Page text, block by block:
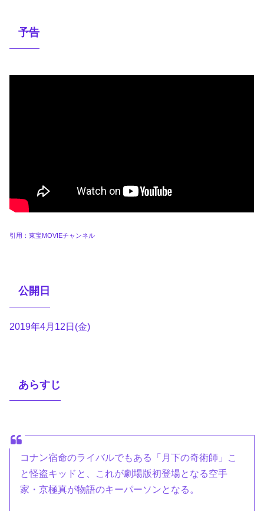
予告
引用：東宝MOVIEチャンネル
公開日
2019年4月12日(金)
あらすじ
コナン宿命のライバルでもある「月下の奇術師」こ
と怪盗キッドと、これが劇場版初登場となる空手
家・京極真が物語のキーパーソンとなる。